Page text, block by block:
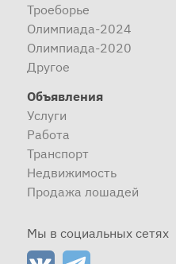
Троеборье
Олимпиада-2024
Олимпиада-2020
Другое
Объявления
Услуги
Работа
Транспорт
Недвижимость
Продажа лошадей
Мы в социальных сетях